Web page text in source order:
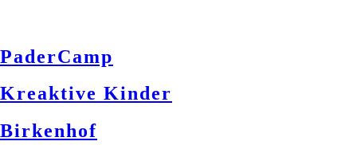
PaderCamp
Kreaktive Kinder
Birkenhof